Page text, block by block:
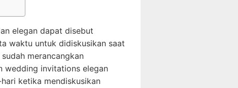
elegan dapat disebut
waktu untuk didiskusikan saat
merancangkan
wedding invitations elegan
ketika mendiskusikan